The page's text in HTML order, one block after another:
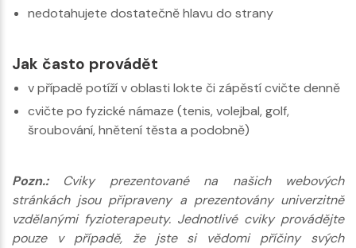
nedotahujete dostatečně hlavu do strany
Jak často provádět
v případě potíží v oblasti lokte či zápěstí cvičte denně
cvičte po fyzické námaze (tenis, volejbal, golf,
šroubování, hnětení těsta a podobně)
Pozn.: Cviky prezentované na našich webových
stránkách jsou připraveny a prezentovány univerzitně
vzdělanými fyzioterapeuty. Jednotlivé cviky provádějte
pouze v případě, že jste si vědomi příčiny svých